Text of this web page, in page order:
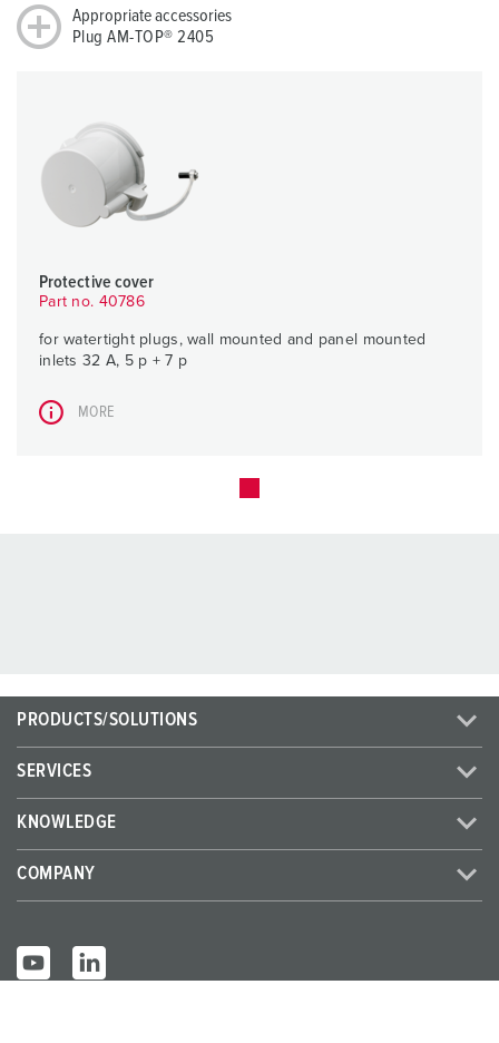
Appropriate accessories
Plug AM-TOP® 2405
Protective cover
Part no. 40786
for watertight plugs, wall mounted and panel mounted
inlets 32 A, 5 p + 7 p
MORE
PRODUCTS/SOLUTIONS
SERVICES
KNOWLEDGE
COMPANY